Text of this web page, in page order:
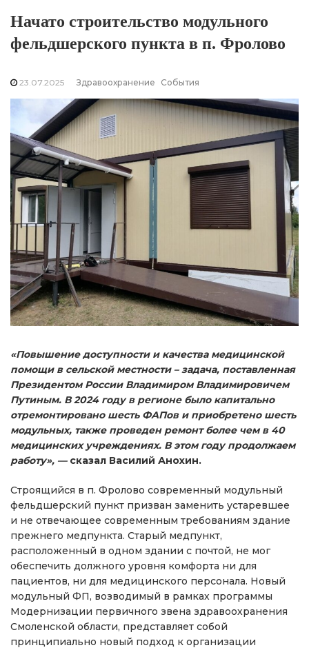
Начато строительство модульного
фельдшерского пункта в п. Фролово
23.07.2025 Здравоохранение События
«Повышение доступности и качества медицинской
помощи в сельской местности – задача, поставленная
Президентом России Владимиром Владимировичем
Путиным. В 2024 году в регионе было капитально
отремонтировано шесть ФАПов и приобретено шесть
модульных, также проведен ремонт более чем в 40
медицинских учреждениях. В этом году продолжаем
работу», — сказал Василий Анохин.
Строящийся в п. Фролово современный модульный
фельдшерский пункт призван заменить устаревшее
и не отвечающее современным требованиям здание
прежнего медпункта. Старый медпункт,
расположенный в одном здании с почтой, не мог
обеспечить должного уровня комфорта ни для
пациентов, ни для медицинского персонала. Новый
модульный ФП, возводимый в рамках программы
Модернизации первичного звена здравоохранения
Смоленской области, представляет собой
принципиально новый подход к организации